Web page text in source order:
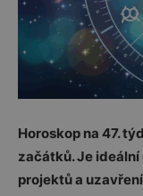
Horoskop na 47.
začátků. Je
projektů a